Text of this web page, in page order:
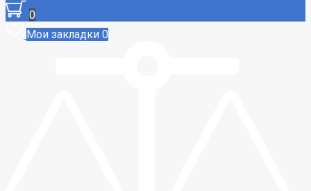
0
Мои закладки 0